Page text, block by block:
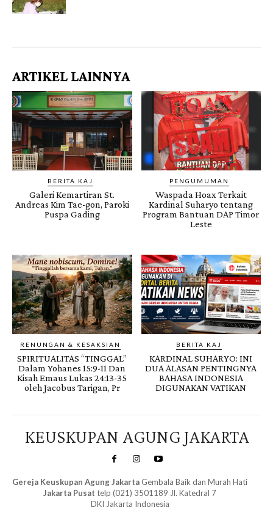
Gendis.ID
ARTIKEL LAINNYA
BERITA KAJ
Galeri Kemartiran St.
Andreas Kim Tae-gon, Paroki
Puspa Gading
PENGUMUMAN
Waspada Hoax Terkait
Kardinal Suharyo tentang
Program Bantuan DAP Timor
Leste
RENUNGAN & KESAKSIAN
SPIRITUALITAS “TINGGAL”
Dalam Yohanes 15:9-11 Dan
Kisah Emaus Lukas 24:13-35
oleh Jacobus Tarigan, Pr
BERITA KAJ
KARDINAL SUHARYO: INI
DUA ALASAN PENTINGNYA
BAHASA INDONESIA
DIGUNAKAN VATIKAN
KEUSKUPAN AGUNG JAKARTA
Gereja Keuskupan Agung Jakarta Gembala Baik dan Murah Hati
Jakarta Pusat telp (021) 3501189 Jl. Katedral 7
DKI Jakarta Indonesia